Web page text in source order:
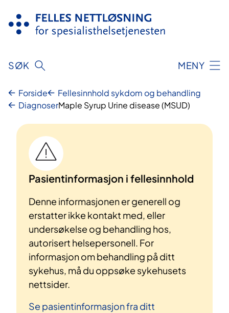
innhold
SØK MENY
Forside
Fellesinnhold sykdom og behandling
DiagnoserMaple Syrup Urine disease (MSUD)
Pasientinformasjon i fellesinnhold
Denne informasjonen er generell og
erstatter ikke kontakt med, eller
undersøkelse og behandling hos,
autorisert helsepersonell. For
informasjon om behandling på ditt
sykehus, må du oppsøke sykehusets
nettsider.
Se pasientinformasjon fra ditt